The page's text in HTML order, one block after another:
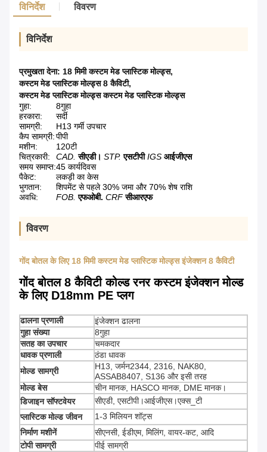
विनिर्देश विवरण
विनिर्देश
प्रमुखता देना: 18 मिमी कस्टम मेड प्लास्टिक मोल्ड्स,
कस्टम मेड प्लास्टिक मोल्ड्स 8 कैविटी,
कस्टम मेड प्लास्टिक मोल्ड्स कस्टम मेड प्लास्टिक मोल्ड्स
गुहा:
8गुहा
हरकारा:
सर्दी
सामग्री:
H13 गर्मी उपचार
कैप सामग्री:पीपी
मशीन:
120टी
चित्रकारी:
CAD. सीएडी। STP. एसटीपी IGS आईजीएस
समय समाप्त:45 कार्यदिवस
पैकेट:
लकड़ी का केस
भुगतान:
शिपमेंट से पहले 30% जमा और 70% शेष राशि
अवधि:
FOB. एफओबी. CRF सीआरएफ
विवरण
गोंद बोतल के लिए 18 मिमी कस्टम मेड प्लास्टिक मोल्ड्स इंजेक्शन 8 कैविटी
गोंद बोतल 8 कैविटी कोल्ड रनर कस्टम इंजेक्शन मोल्ड
के लिए D18mm PE प्लग
ढालना प्रणाली
इंजेक्शन ढालना
गुहा संख्या
8गुहा
सतह का उपचार
चमकदार
धावक प्रणाली
ठंडा धावक
मोल्ड सामग्री
H13, जर्मन2344, 2316, NAK80,
ASSAB8407, S136 और इसी तरह
मोल्ड बेस
चीन मानक, HASCO मानक, DME मानक।
डिजाइन सॉफ्टवेयर
सीएडी, एसटीपी।आईजीएस।एक्स_टी
प्लास्टिक मोल्ड जीवन
1-3 मिलियन शॉट्स
निर्माण मशीनें
सीएनसी, ईडीएम, मिलिंग, वायर-कट, आदि
टोपी सामग्री
पीई सामग्री